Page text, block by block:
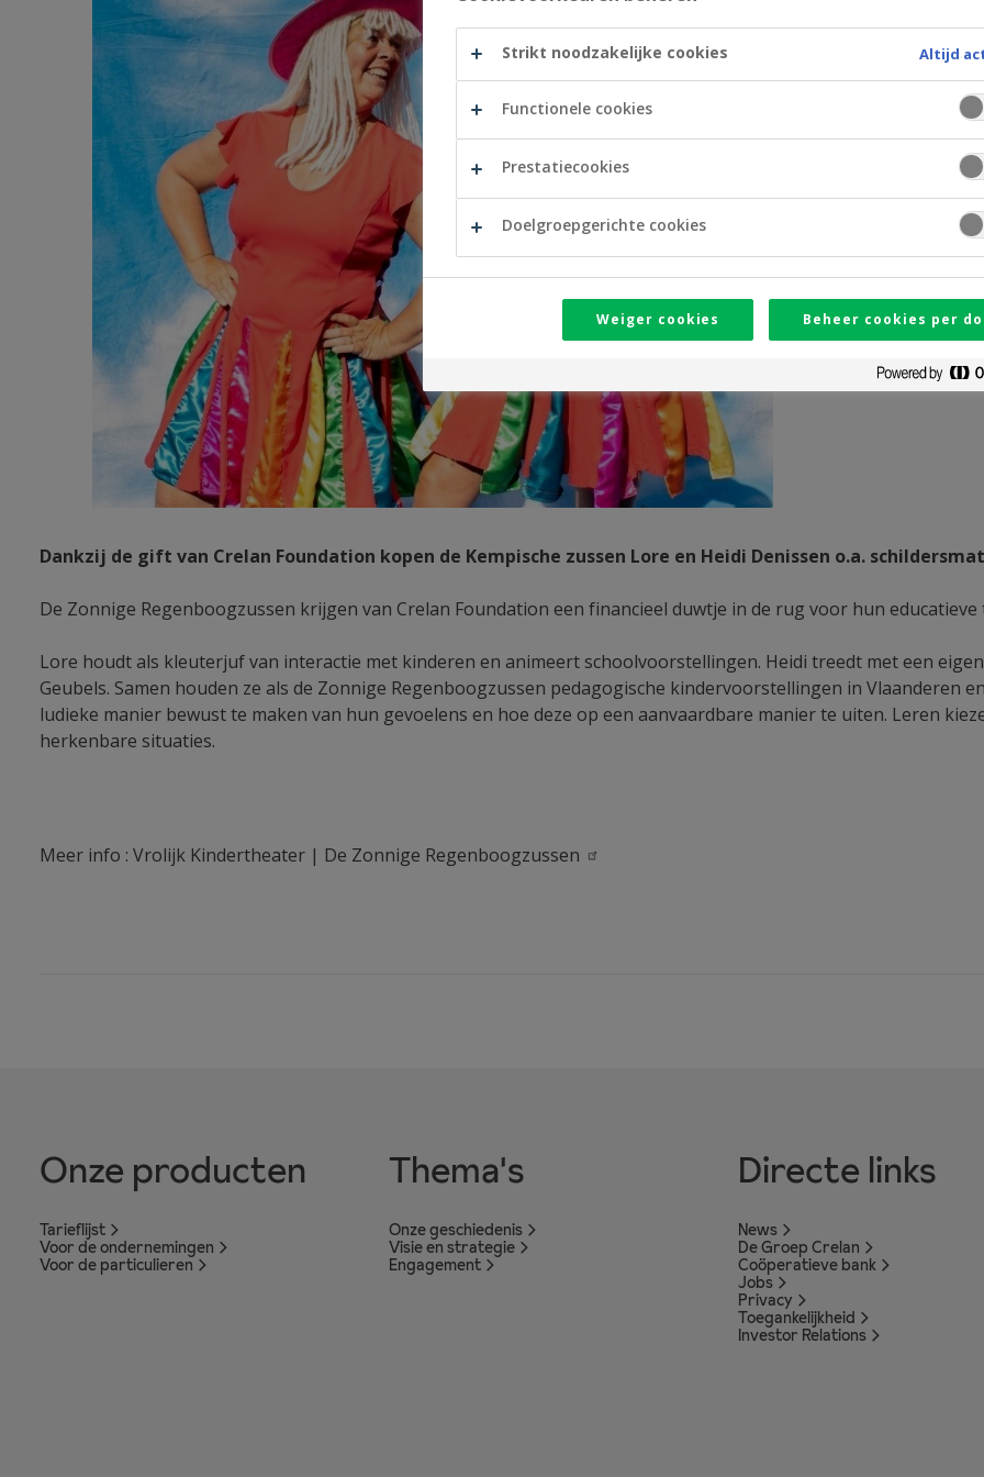
Dankzij de gift van Crelan Foundation kopen de Kempische zussen Lore en Heidi Denissen o.a.
De Zonnige Regenboogzussen krijgen van Crelan Foundation een financieel duwtje in de rug voor hun
Lore houdt als kleuterjuf van interactie met kinderen en animeert schoolvoorstellingen. Heidi treedt met een
Geubels. Samen houden ze als de Zonnige Regenboogzussen pedagogische kindervoorstellingen in Vlaanderen
ludieke manier bewust te maken van hun gevoelens en hoe deze op een aanvaardbare manier te uiten. Leren
herkenbare situaties.
Meer info : Vrolijk Kindertheater | De Zonnige Regenboogzussen
Onze producten
Tarieflijst
Voor de ondernemingen
Voor de particulieren
Thema's
Onze geschiedenis
Visie en strategie
Engagement
Directe links
News
De Groep Crelan
Coöperatieve bank
Jobs
Privacy
Toegankelijkheid
Investor Relations
Strikt noodzakelijke cookies Altijd
Functionele cookies
Prestatiecookies
Doelgroepgerichte cookies
Weiger cookies Beheer cookies per